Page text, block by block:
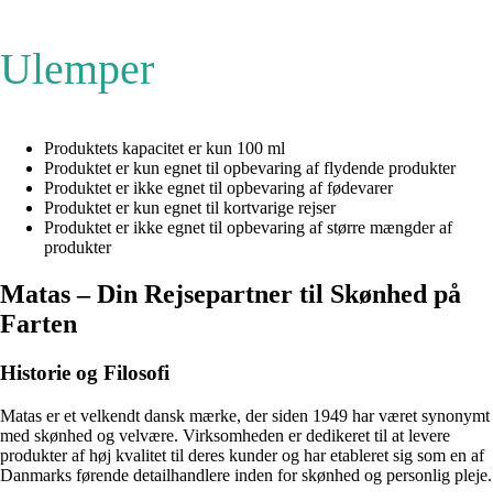
Ulemper
Produktets kapacitet er kun 100 ml
Produktet er kun egnet til opbevaring af flydende produkter
Produktet er ikke egnet til opbevaring af fødevarer
Produktet er kun egnet til kortvarige rejser
Produktet er ikke egnet til opbevaring af større mængder af
produkter
Matas – Din Rejsepartner til Skønhed på
Farten
Historie og Filosofi
Matas er et velkendt dansk mærke, der siden 1949 har været synonymt
med skønhed og velvære. Virksomheden er dedikeret til at levere
produkter af høj kvalitet til deres kunder og har etableret sig som en af
Danmarks førende detailhandlere inden for skønhed og personlig pleje.